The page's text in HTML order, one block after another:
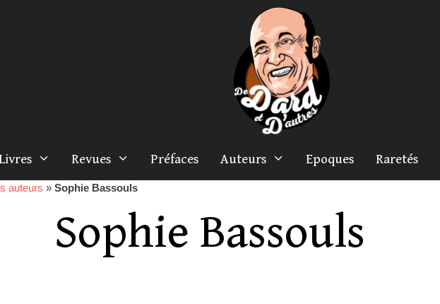
Revues Préfaces Auteurs Epoques Raretés
auteurs » Sophie Bassouls
Sophie Bassouls